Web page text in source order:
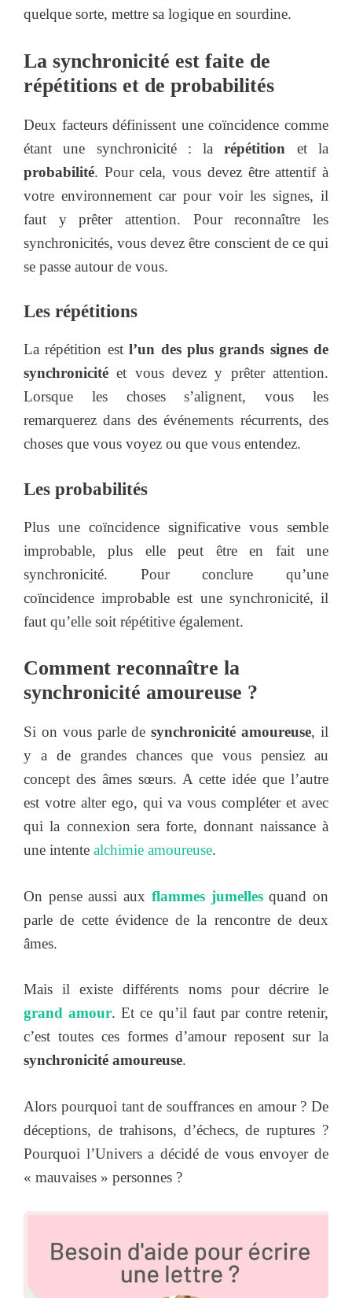
quelque sorte, mettre sa logique en sourdine.
La synchronicité est faite de
répétitions et de probabilités
Deux facteurs définissent une coïncidence comme
étant une synchronicité : larépétition et la
probabilité. Pour cela, vous devez être attentif à
votre environnement car pour voir les signes, il
faut y prêter attention. Pour reconnaître les
synchronicités, vous devez être conscient de ce qui
se passe autour de vous.
Les répétitions
La répétition estl’un des plus grands signes de
synchronicité et vous devez y prêter attention.
Lorsque les choses s’alignent, vous les
remarquerez dans des événements récurrents, des
choses que vous voyez ou que vous entendez.
Les probabilités
Plus une coïncidence significative vous semble
improbable, plus elle peut être en fait une
synchronicité. Pour conclure qu’une
coïncidence improbable est une synchronicité, il
faut qu’elle soit répétitive également.
Comment reconnaître la
synchronicité amoureuse ?
Si on vous parle de synchronicité amoureuse, il
y a de grandes chances que vous pensiez au
concept des âmes sœurs. A cette idée que l’autre
est votre alter ego, qui va vous compléter et avec
qui la connexion sera forte, donnant naissance à
une intente alchimie amoureuse.
On pense aussi aux flammes jumellesquand on
parle de cette évidence de la rencontre de deux
âmes.
Mais il existe différents noms pour décrire le
grand amour. Et ce qu’il faut par contre retenir,
c’est toutes ces formes d’amour reposent sur la
synchronicité amoureuse.
Alors pourquoi tant de souffrances en amour ? De
déceptions, de trahisons, d’échecs, de ruptures ?
Pourquoi l’Univers a décidé de vous envoyer de
« mauvaises » personnes ?